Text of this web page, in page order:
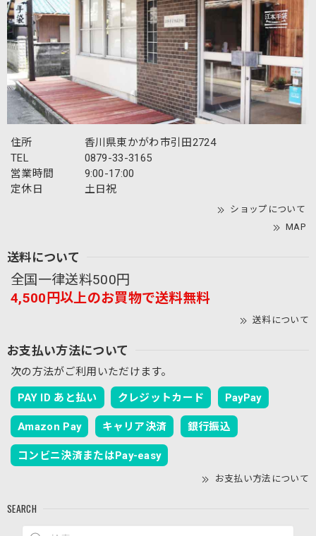
住所
香川県東かがわ市引田2724
TEL
0879-33-3165
営業時間
9:00-17:00
定休日
土日祝
ショップについて
MAP
送料について
全国一律送料500円
4,500円以上のお買物で送料無料
送料について
お支払い方法について
次の方法がご利用いただけます。
PAY ID あと払い クレジットカード PayPay
Amazon Pay キャリア決済 銀行振込
コンビニ決済またはPay-easy
お支払い方法について
SEARCH